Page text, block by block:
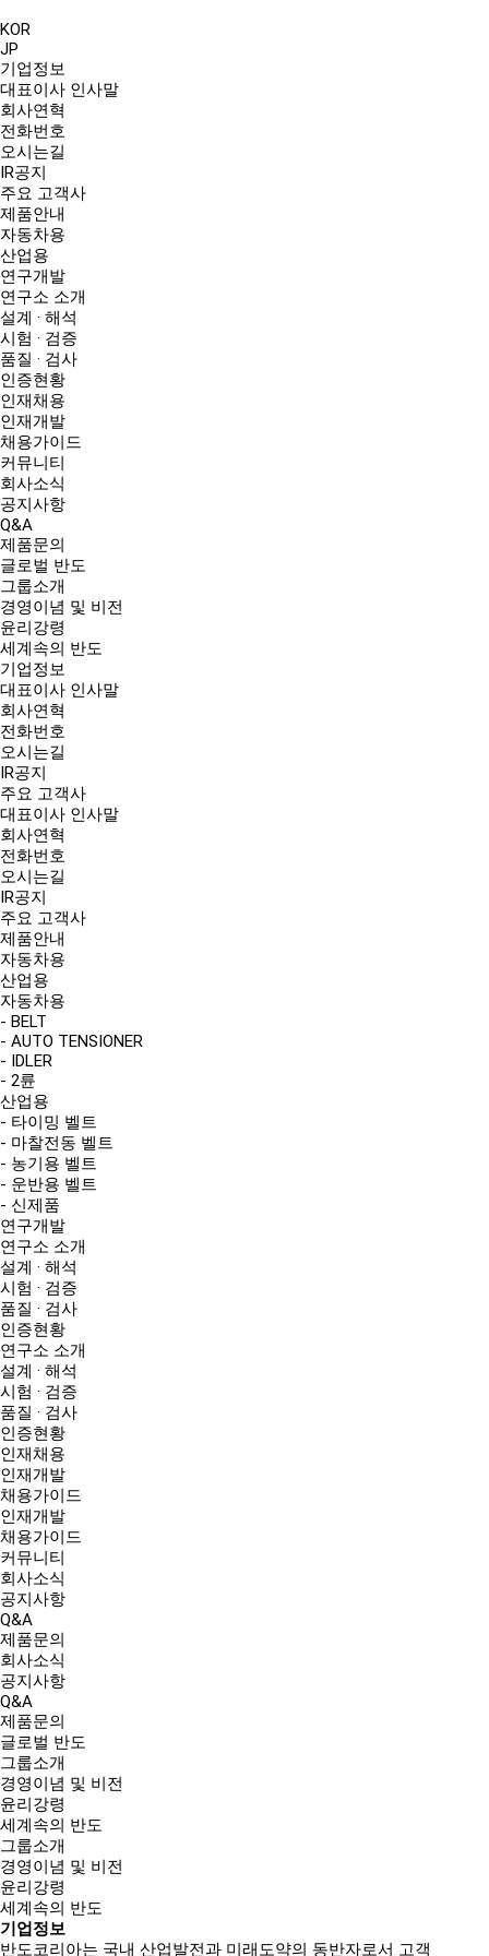
KOR
JP
기업정보
대표이사 인사말
회사연혁
전화번호
오시는길
IR공지
주요 고객사
제품안내
자동차용
산업용
연구개발
연구소 소개
설계 · 해석
시험 · 검증
품질 · 검사
인증현황
인재채용
인재개발
채용가이드
커뮤니티
회사소식
공지사항
Q&A
제품문의
글로벌 반도
그룹소개
경영이념 및 비전
윤리강령
세계속의 반도
기업정보
대표이사 인사말
회사연혁
전화번호
오시는길
IR공지
주요 고객사
대표이사 인사말
회사연혁
전화번호
오시는길
IR공지
주요 고객사
제품안내
자동차용
산업용
자동차용
- BELT
- AUTO TENSIONER
- IDLER
- 2륜
산업용
- 타이밍 벨트
- 마찰전동 벨트
- 농기용 벨트
- 운반용 벨트
- 신제품
연구개발
연구소 소개
설계 · 해석
시험 · 검증
품질 · 검사
인증현황
연구소 소개
설계 · 해석
시험 · 검증
품질 · 검사
인증현황
인재채용
인재개발
채용가이드
인재개발
채용가이드
커뮤니티
회사소식
공지사항
Q&A
제품문의
회사소식
공지사항
Q&A
제품문의
글로벌 반도
그룹소개
경영이념 및 비전
윤리강령
세계속의 반도
그룹소개
경영이념 및 비전
윤리강령
세계속의 반도
기업정보
반도코리아는 국내 산업발전과 미래도약의 동반자로서 고객